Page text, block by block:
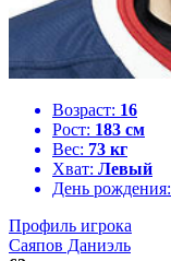
Возраст: 16
Рост: 183 см
Вес: 73 кг
Хват: Левый
День рождения:
Профиль игрока
Саяпов Даниэль